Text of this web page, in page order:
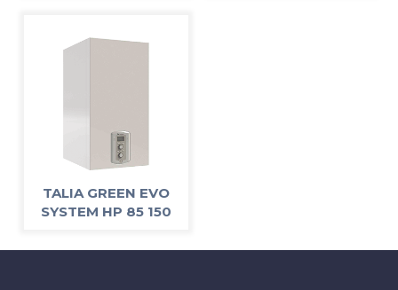
TALIA GREEN EVO
SYSTEM HP 85 150